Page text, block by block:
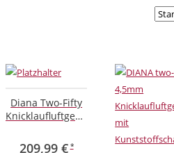
Diana Two-Fifty
Knicklaufluftgewehr
Diabolo und
209,99 €